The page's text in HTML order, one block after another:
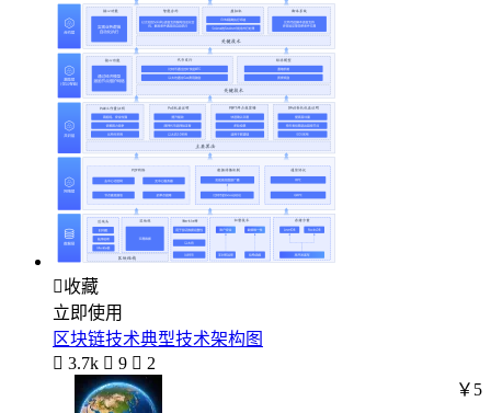
收藏
立即使用
区块链技术典型技术架构图
 3.7k  9  2
￥5